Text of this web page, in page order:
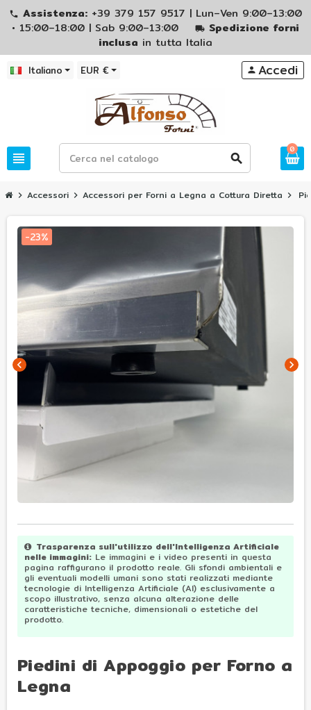
phone Assistenza: +39 379 157 9517 | Lun–Ven 9:00–13:00
• 15:00–18:00 | Sab 9:00–13:00
local_shipping Spedizione forni
inclusa in tutta Italia
Italiano EUR €
view_headline search
person Accedi
0
chevron_right Accessori chevron_right Accessori per Forni a Legna a Cottura Diretta chevron_right
chevron_left chevron_right
Trasparenza sull'utilizzo dell'Intelligenza Artificiale
nelle immagini: Le immagini e i video presenti in questa
pagina raffigurano il prodotto reale. Gli sfondi ambientali e
gli eventuali modelli umani sono stati realizzati mediante
tecnologie di Intelligenza Artificiale (AI) esclusivamente a
scopo illustrativo, senza alcuna alterazione delle
caratteristiche tecniche, dimensionali o estetiche del
prodotto.
-23%
Piedini di Appoggio per Forno a
Legna